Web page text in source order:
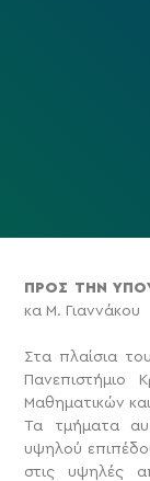
ΠΡΟΣ ΤΗΝ
κα Μ. Γιαννάκου
Στα πλαίσια
Μαθηματικών
Τα τμήματα
υψηλού
στις υψηλές